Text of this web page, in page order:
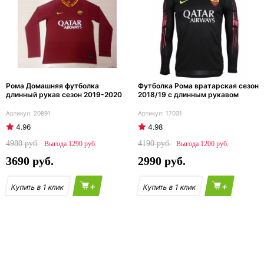
Рома Домашняя футболка
длинный рукав сезон 2019-2020
20891
4.96
4980
1290
3690
+
Футболка Рома вратарская сезон
2018/19 с длинным рукавом
17031
4.98
4190
1200
2990
+